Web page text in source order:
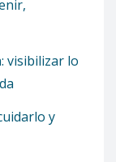
visibilizar lo
y